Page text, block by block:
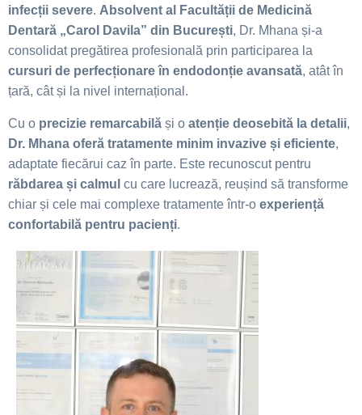
infecții severe. Absolvent al Facultății de Medicină
Dentară „Carol Davila” din București, Dr. Mhana și-a
consolidat pregătirea profesională prin participarea la
cursuri de perfecționare în endodonție avansată, atât în
țară, cât și la nivel internațional.
Cu o precizie remarcabilă și o atenție deosebită la detalii,
Dr. Mhana oferă tratamente minim invazive și eficiente,
adaptate fiecărui caz în parte. Este recunoscut pentru
răbdarea și calmul cu care lucrează, reușind să transforme
chiar și cele mai complexe tratamente într-o experiență
confortabilă pentru pacienți.